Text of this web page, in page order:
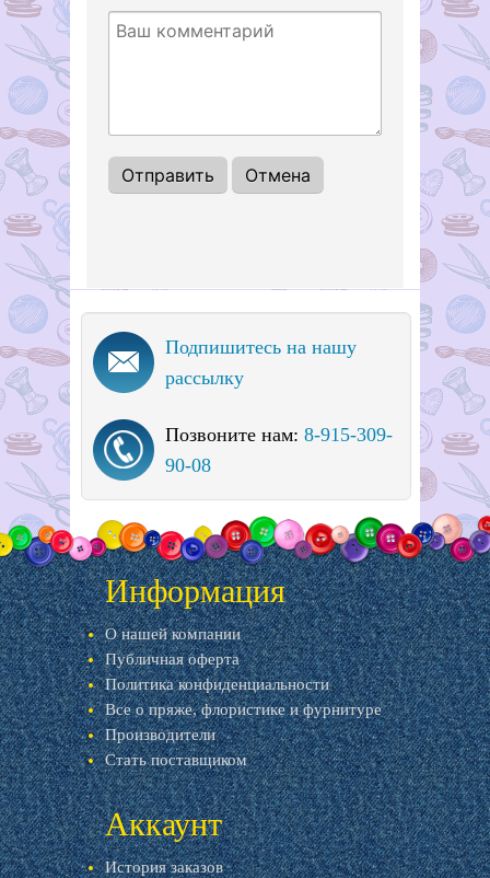
Подпишитесь на нашу
рассылку
Позвоните нам: 8-915-309-
90-08
Информация
О нашей компании
Публичная оферта
Политика конфиденциальности
Все о пряже, флористике и фурнитуре
Производители
Стать поставщиком
Аккаунт
История заказов